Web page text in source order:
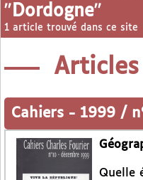
" Dordogne"
1 article trouvé dans ce site
Articles
Cahiers - 1999 /
Quelle